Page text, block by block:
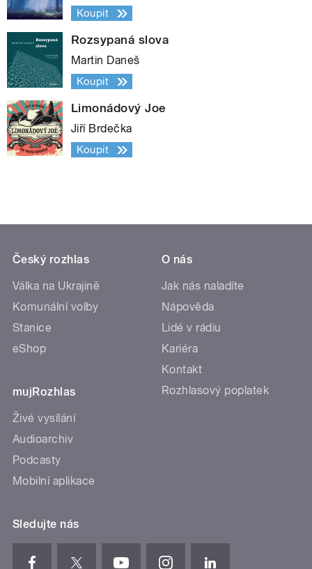
Koupit
Rozsypaná slova
Martin Daneš
Koupit
Limonádový Joe
Jiří Brdečka
Koupit
Český rozhlas
Válka na Ukrajině
Komunální volby
Stanice
eShop
mujRozhlas
Živé vysílání
Audioarchiv
Podcasty
Mobilní aplikace
O nás
Jak nás naladíte
Nápověda
Lidé v rádiu
Kariéra
Kontakt
Rozhlasový poplatek
Sledujte nás